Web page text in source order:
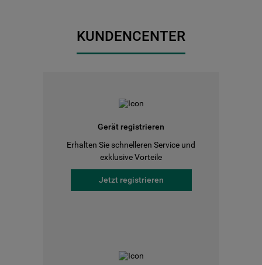
KUNDENCENTER
Gerät registrieren
Erhalten Sie schnelleren Service und
exklusive Vorteile
Jetzt registrieren